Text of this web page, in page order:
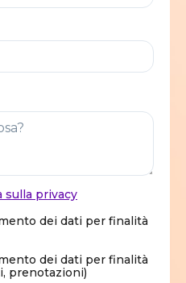
sulla privacy
dei dati per finalità
dei dati per finalità
prenotazioni)